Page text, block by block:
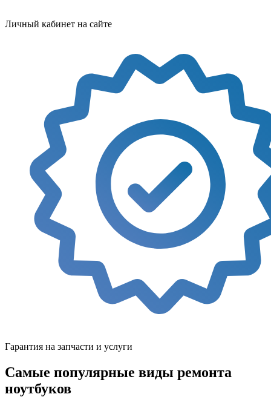
Личный кабинет на сайте
Гарантия на запчасти и услуги
Самые популярные виды ремонта
ноутбуков